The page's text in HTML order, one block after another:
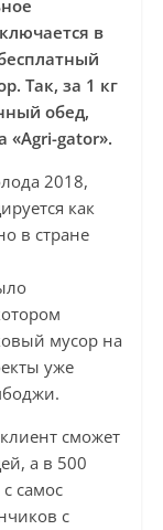
в
Так, за 1 кг
обед,
«Аgri-gator».
2018,
как
в стране
мусор на
уже
сможет
а в 500
самос
с